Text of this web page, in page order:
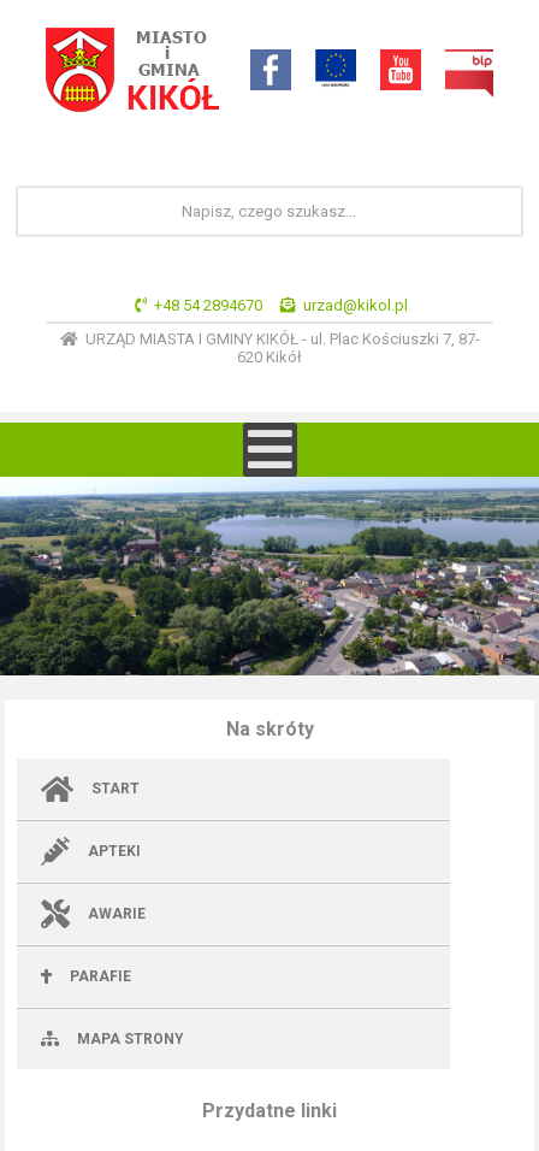
+48 54 2894670
urzad@kikol.pl
URZĄD MIASTA I GMINY KIKÓŁ - ul. Plac Kościuszki 7, 87-
620 Kikół
Na skróty
START
APTEKI
AWARIE
PARAFIE
MAPA STRONY
Przydatne linki